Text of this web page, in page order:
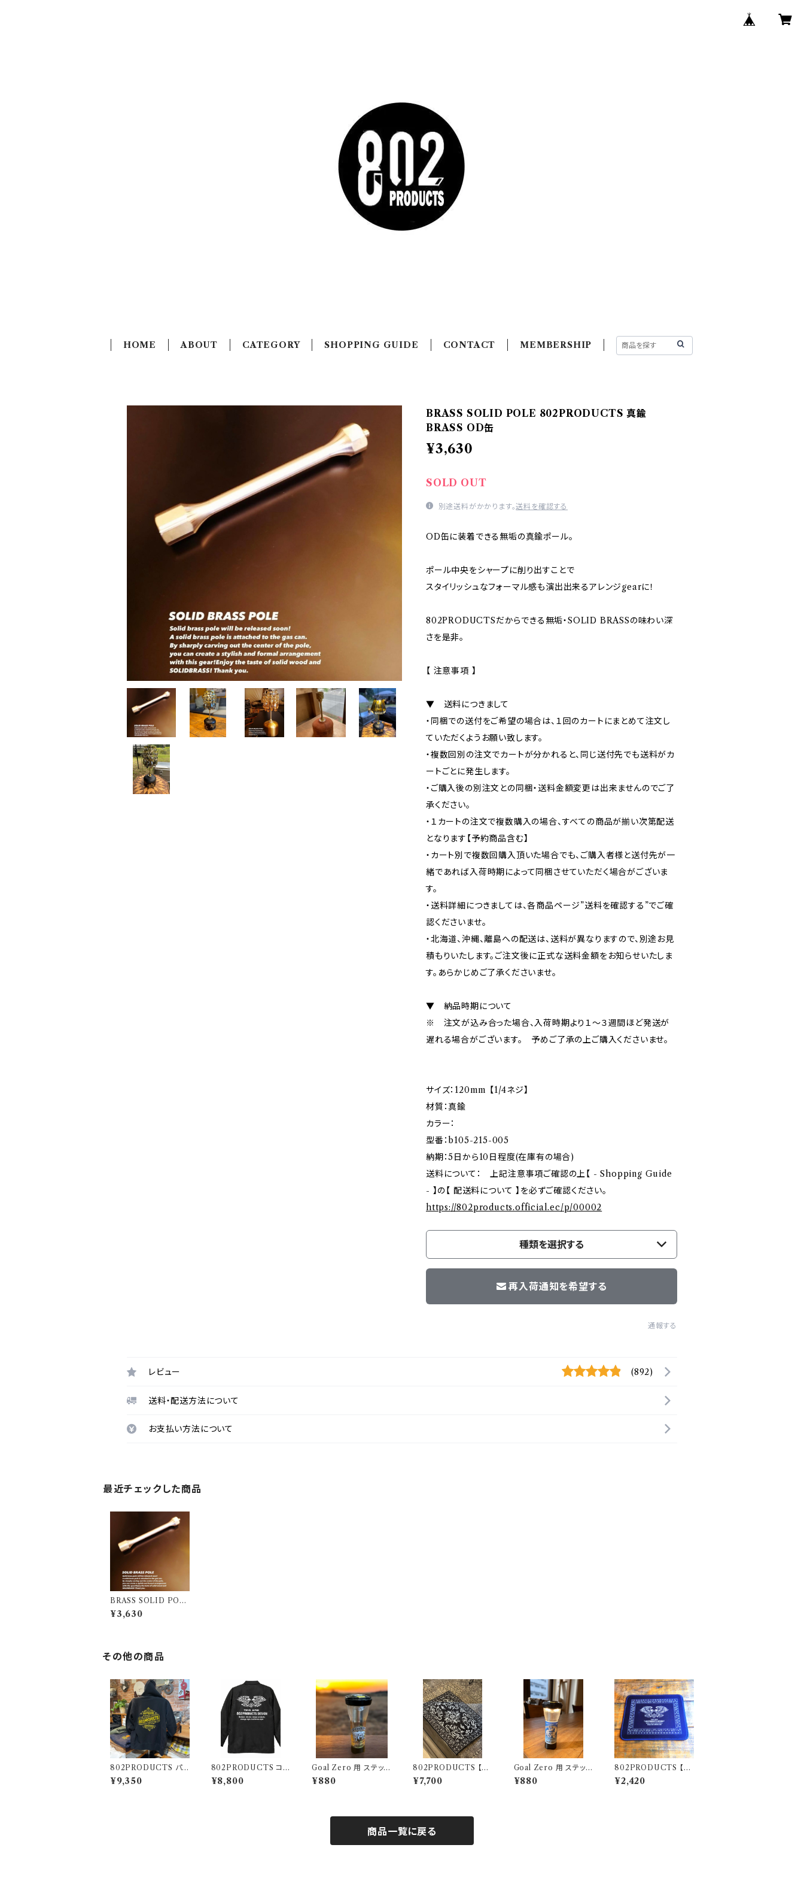
HOME ABOUT CATEGORY SHOPPING GUIDE CONTACT MEMBERSHIP
BRASS SOLID POLE 802PRODUCTS 真鍮
BRASS OD缶
¥3,630
SOLD OUT
別途送料がかかります。送料を確認する
OD缶に装着できる無垢の真鍮ポール。
ポール中央をシャープに削り出すことで
スタイリッシュなフォーマル感も演出出来るアレンジgearに！
802PRODUCTSだからできる無垢・SOLID BRASSの味わい深
さを是非。
【 注意事項 】
▼ 送料につきまして
・同梱での送付をご希望の場合は、１回のカートにまとめて注文し
ていただくようお願い致します。
・複数回別の注文でカートが分かれると、同じ送付先でも送料がカ
ートごとに発生します。
・ご購入後の別注文との同梱・送料金額変更は出来ませんのでご了
承ください。
・１カートの注文で複数購入の場合、すべての商品が揃い次第配送
となります【予約商品含む】
・カート別で複数回購入頂いた場合でも、ご購入者様と送付先が一
緒であれば入荷時期によって同梱させていただく場合がございま
す。
・送料詳細につきましては、各商品ページ”送料を確認する”でご確
認くださいませ。
・北海道、沖縄、離島への配送は、送料が異なりますので、別途お見
積もりいたします。ご注文後に正式な送料金額をお知らせいたしま
す。あらかじめご了承くださいませ。
▼ 納品時期について
※ 注文が込み合った場合、入荷時期より１～３週間ほど発送が
遅れる場合がございます。 予めご了承の上ご購入くださいませ。
サイズ：120mm 【1/4ネジ】
材質：真鍮
カラー：
型番：b105-215-005
納期：5日から10日程度(在庫有の場合)
送料について： 上記注意事項ご確認の上【 - Shopping Guide
- 】の【 配送料について 】を必ずご確認ください。
https://802products.official.ec/p/00002
種類を選択する
再入荷通知を希望する
通報する
レビュー (892)
送料・配送方法について
お支払い方法について
最近チェックした商品
BRASS SOLID POL
E 802PRODUCTS
真鍮 BRASS OD缶
¥3,630
その他の商品
802PRODUCTS パ
ーカー ブラック BK
¥9,350
802PRODUCTS コ
ーチジャケット ブラック
¥8,800
Goal Zero 用 ステッカ
ー 802kobo's アウト
ドアモンスター ODM
¥880
802PRODUCTS 【T
RIBAL NAIN 】 BK
ブラック アクセントラグ
¥7,700
Goal Zero 用 ステッカ
ー MOUSOUASOBI
アウトドアモンスター O
¥880
802PRODUCTS 【T
WIN EAGLE 】 BK ブ
ラック ラバーマット 14×
¥2,420
商品一覧に戻る